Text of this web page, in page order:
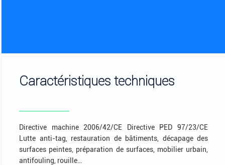
Caractéristiques techniques
Directive machine 2006/42/CE Directive PED 97/23/CE
Lutte anti-tag, restauration de bâtiments, décapage des
surfaces peintes, préparation de surfaces, mobilier urbain,
antifouling, rouille…